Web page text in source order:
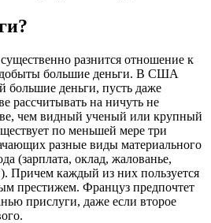
разнится отношение к
большие деньги. В США
большие деньги, пусть даже
рассчитывать на ничуть не
чем видный ученый или крупный
по меньшей мере три
разные виды материального
(зарплата, оклад, жалованье,
Причем каждый из них пользуется
престижем. Француз предпочтет
прислуги, даже если второе